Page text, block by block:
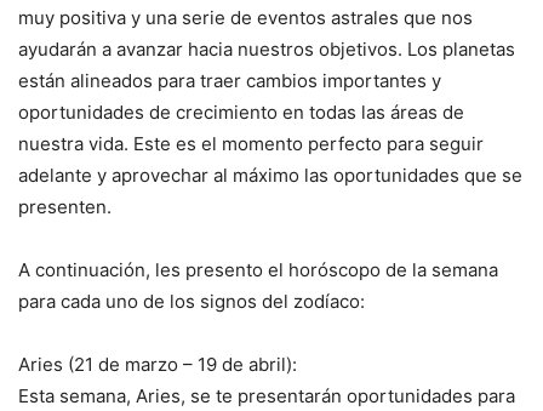
muy positiva y una serie de eventos astrales que nos
ayudarán a avanzar hacia nuestros objetivos. Los planetas
están alineados para traer cambios importantes y
oportunidades de crecimiento en todas las áreas de
nuestra vida. Este es el momento perfecto para seguir
adelante y aprovechar al máximo las oportunidades que se
presenten.
A continuación, les presento el horóscopo de la semana
para cada uno de los signos del zodíaco:
Aries (21 de marzo – 19 de abril):
Esta semana, Aries, se te presentarán oportunidades para